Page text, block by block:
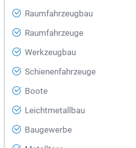
Raumfahrzeugbau
Raumfahrzeuge
Werkzeugbau
Schienenfahrzeuge
Boote
Leichtmetallbau
Baugewerbe